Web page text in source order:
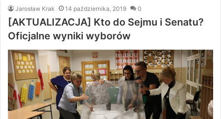
Jarosław Krak 14 października, 2019 0
[AKTUALIZACJA] Kto do Sejmu i Senatu?
Oficjalne wyniki wyborów